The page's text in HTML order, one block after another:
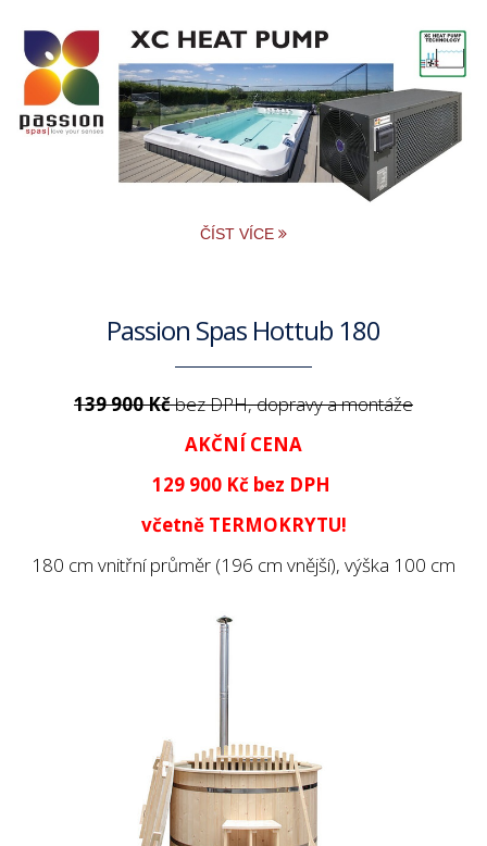
ČÍST VÍCE
Passion Spas Hottub 180
139 900 Kčbez DPH, dopravy a montáže
AKČNÍ CENA
129 900 Kč bez DPH
včetně TERMOKRYTU!
180 cm vnitřní průměr (196 cm vnější), výška 100 cm